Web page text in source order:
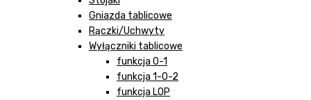
Gniazda tablicowe
Rączki/Uchwyty
Wyłączniki tablicowe
funkcja 0-1
funkcja 1-0-2
funkcja LOP